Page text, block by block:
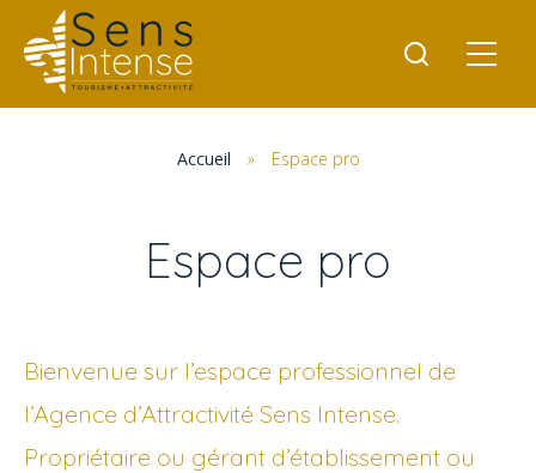
Accueil » Espace pro
Espace pro
Bienvenue sur l’espace professionnel de
l’Agence d’Attractivité Sens Intense.
Propriétaire ou gérant d’établissement ou